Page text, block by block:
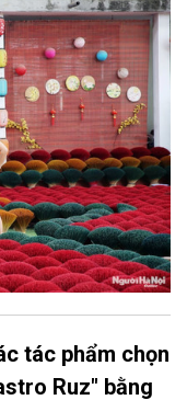
quan trọng. Qua đó
phát triển du lịch Hà
tác phẩm chọn
Ruz" bằng